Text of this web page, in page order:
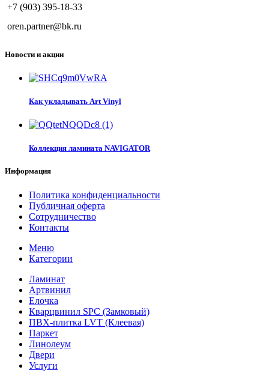
+7 (903) 395-18-33
oren.partner@bk.ru
Новости и акции
Как укладывать Art Vinyl
Коллекция ламината NAVIGATOR
Информация
Политика конфиденциальности
Публичная оферта
Сотрудничество
Контакты
Меню
Категории
Ламинат
Артвинил
Елочка
Кварцвинил SPC (Замковый)
ПВХ-плитка LVT (Клеевая)
Паркет
Линолеум
Двери
Услуги